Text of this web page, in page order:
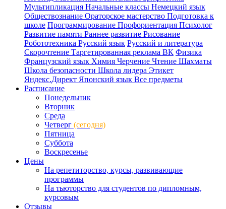
Мультипликация Начальные классы Немецкий язык
Обществознание Ораторское мастерство Подготовка к
школе Программирование Профориентация Психолог
Развитие памяти Раннее развитие Рисование
Робототехника Русский язык Русский и литература
Скорочтение Таргетированная реклама ВК Физика
Французский язык Химия Черчение Чтение Шахматы
Школа безопасности Школа лидера Этикет
Яндекс.Директ Японский язык Все предметы
Расписание
Понедельник
Вторник
Среда
Четверг (сегодня)
Пятница
Суббота
Воскресенье
Цены
На репетиторство, курсы, развивающие
программы
На тьюторство для студентов по дипломным,
курсовым
Отзывы